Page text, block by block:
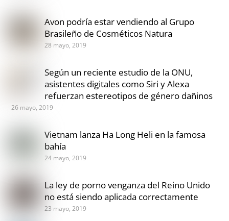
Avon podría estar vendiendo al Grupo
Brasileño de Cosméticos Natura
28 mayo, 2019
Según un reciente estudio de la ONU,
asistentes digitales como Siri y Alexa
refuerzan estereotipos de género dañinos
26 mayo, 2019
Vietnam lanza Ha Long Heli en la famosa
bahía
24 mayo, 2019
La ley de porno venganza del Reino Unido
no está siendo aplicada correctamente
23 mayo, 2019